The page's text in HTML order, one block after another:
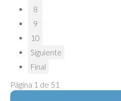
8
9
10
Siguiente
Final
Página 1 de 51